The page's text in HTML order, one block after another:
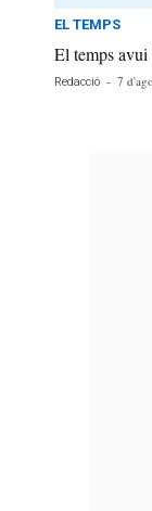
EL TEMPS
El temps
Redacció - 7